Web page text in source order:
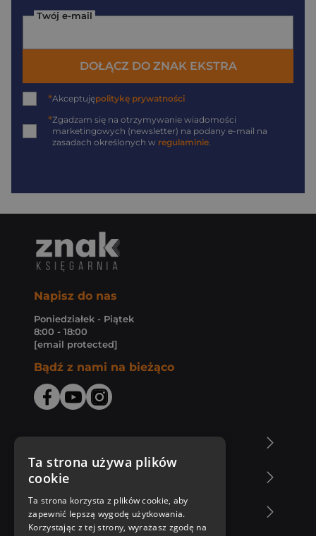
Twój e-mail
DOŁĄCZ DO ZNAK EKSTRA
*Akceptujępolitykę prywatności
*Zgadzam się na otrzymywanie wiadomości
marketingowych (newsletter) na podany e-mail na
zasadach określonych w regulaminie.
Napisz do nas
Poniedziałek - Piątek
8:00 - 18:00
[email protected]
Bądź z nami na bieżąco
Zakupy u nas
Nasza oferta
Ta strona używa plików
cookie
Ta strona korzysta z plików cookie, aby
zapewnić lepszą wygodę użytkowania.
Korzystając z tej strony, wyrażasz zgodę na